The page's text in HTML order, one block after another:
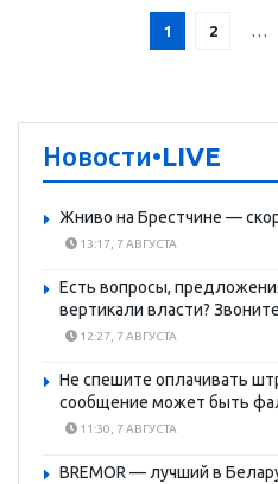
1 2 …
Новости•LIVE
Жниво на Брестчине —
13:17, 7 АВГУСТА
Есть вопросы,
вертикали власти?
12:27, 7 АВГУСТА
Не спешите оплачивать
сообщение может быть
11:30, 7 АВГУСТА
BREMOR — лучший в